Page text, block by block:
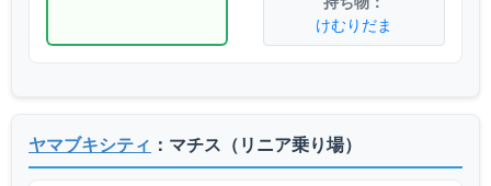
けむりだま
ヤマブキシティ ：マチス（リニア乗り場）